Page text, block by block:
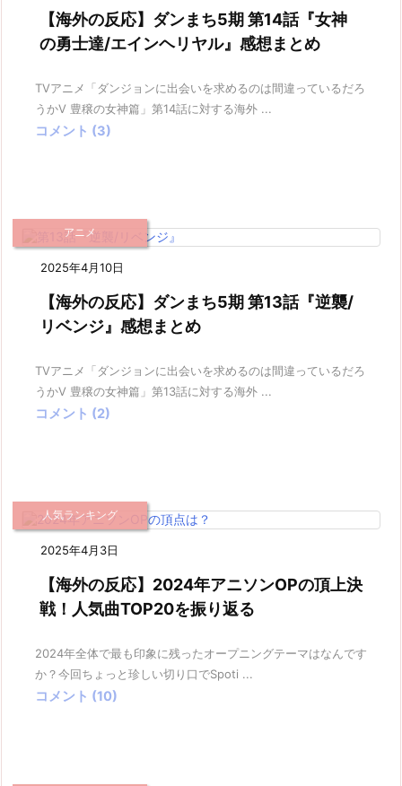
【海外の反応】ダンまち5期 第14話『女神
の勇士達/エインヘリヤル』感想まとめ
TVアニメ「ダンジョンに出会いを求めるのは間違っているだろ
うかV 豊穣の女神篇」第14話に対する海外 ...
コメント (3)
2025年4月10日
アニメ
【海外の反応】ダンまち5期 第13話『逆襲/
リベンジ』感想まとめ
TVアニメ「ダンジョンに出会いを求めるのは間違っているだろ
うかV 豊穣の女神篇」第13話に対する海外 ...
コメント (2)
2025年4月3日
人気ランキング
【海外の反応】2024年アニソンOPの頂上決
戦！人気曲TOP20を振り返る
2024年全体で最も印象に残ったオープニングテーマはなんです
か？今回ちょっと珍しい切り口でSpoti ...
コメント (10)